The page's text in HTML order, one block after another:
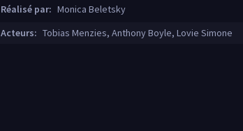
Réalisé par: Monica Beletsky
Acteurs: Tobias Menzies, Anthony Boyle, Lovie Simone